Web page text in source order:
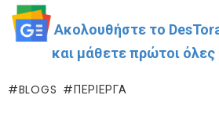
Ακολουθήστε το
και μάθετε πρώτοι όλες
BLOGS ΠΕΡΊΕΡΓΑ